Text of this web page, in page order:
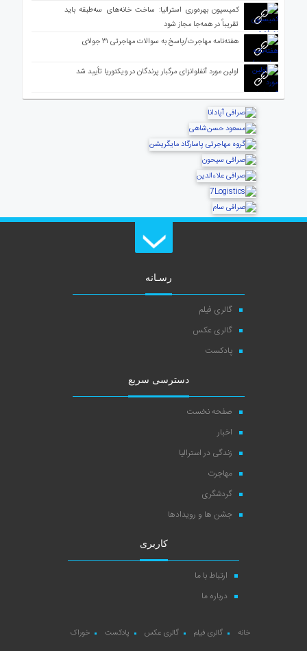
کمیسیون بهره‌وری استرالیا: ساخت خانه‌های سه‌طبقه باید
تقریباً در همه‌جا مجاز شود
هفته‌نامه مهاجرت/پاسخ به سوالات مهاجرتی ۳۱ جولای
اولین مورد آنفلوانزای مرگبار پرندگان در ویکتوریا تأیید شد
رسـانه
گالری فیلم
گالری عکس
پادکست
دسترسی سریع
صفحه نخست
اخبار
زندگی در استرالیا
مهاجرت
گردشگری
جشن ها و رویدادها
کاربری
ارتباط با ما
درباره ما
خانه گالری فیلم گالری عکس پادکست خوراک